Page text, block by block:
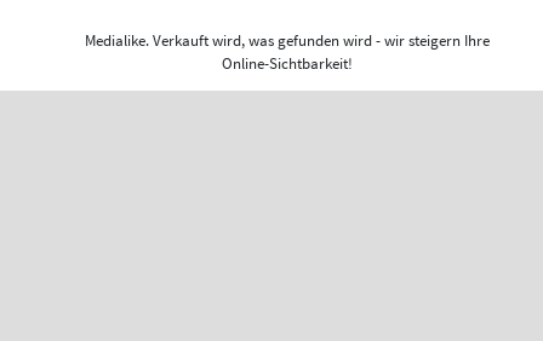
Medialike. Verkauft wird, was gefunden wird - wir steigern Ihre
Online-Sichtbarkeit!